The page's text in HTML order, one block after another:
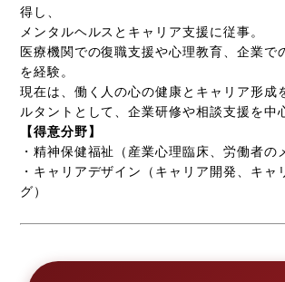
得し、
メンタルヘルスとキャリア支援に従事。
医療機関での復職支援や心理教育、企業で
を経験。
現在は、働く人の心の健康とキャリア形成
ルタントとして、企業研修や相談支援を中
【得意分野】
・精神保健福祉（産業心理臨床、労働者の
・キャリアデザイン（キャリア開発、キャ
グ）